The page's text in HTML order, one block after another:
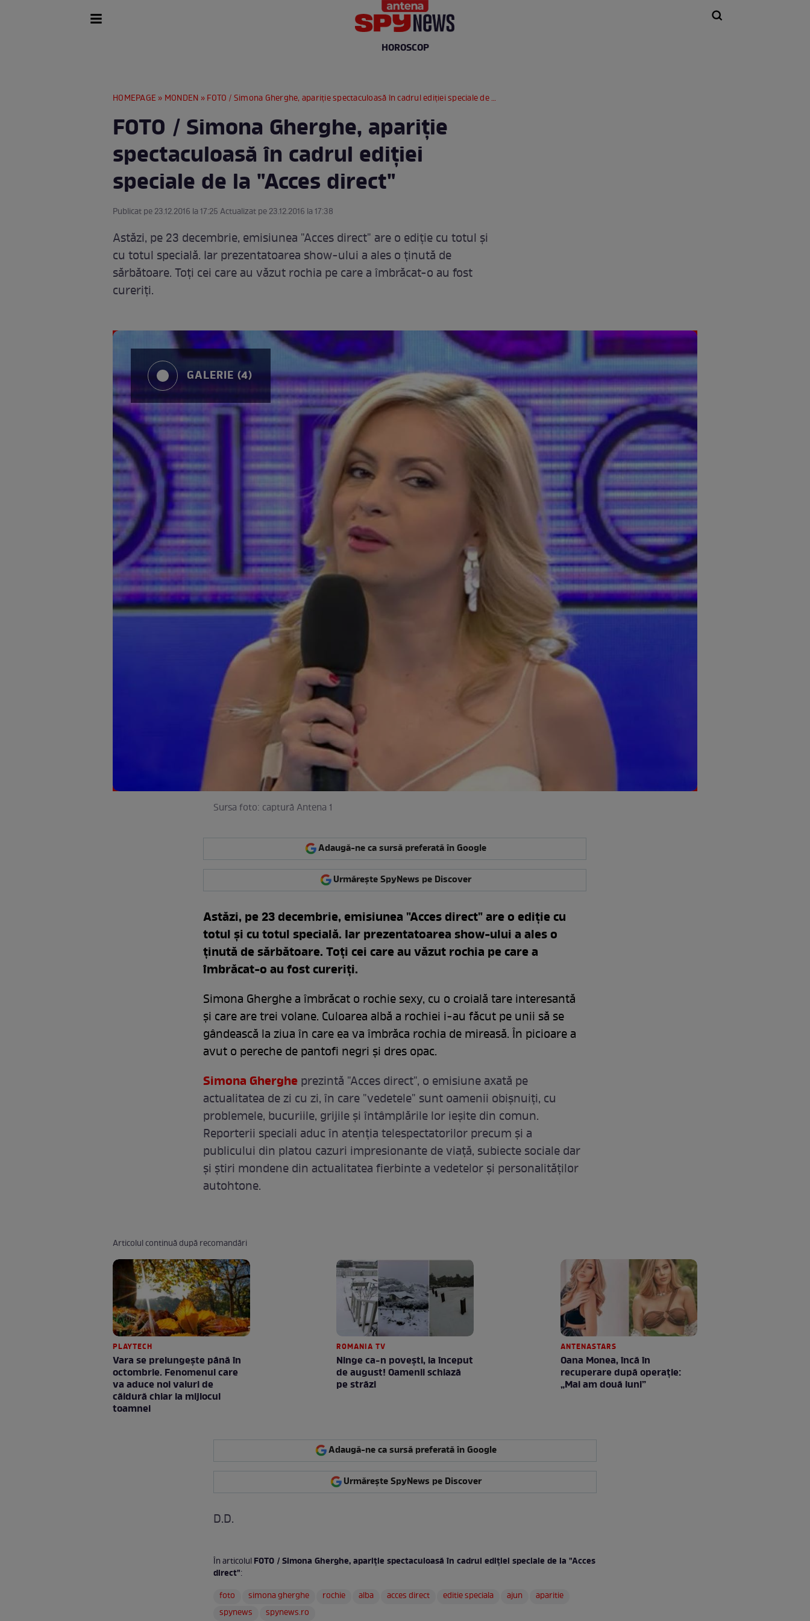
HOROSCOP
HOMEPAGE » MONDEN » FOTO / Simona Gherghe, apariţie spectaculoasă în cadrul ediţiei speciale de la "Acces direct"
FOTO / Simona Gherghe, apariţie
spectaculoasă în cadrul ediţiei
speciale de la "Acces direct"
Publicat pe 23.12.2016 la 17:25 Actualizat pe 23.12.2016 la 17:38
Astăzi, pe 23 decembrie, emisiunea "Acces direct" are o ediţie cu totul şi
cu totul specială. Iar prezentatoarea show-ului a ales o ţinută de
sărbătoare. Toţi cei care au văzut rochia pe care a îmbrăcat-o au fost
cureriţi.
GALERIE (4)
Sursa foto: captură Antena 1
Adaugă-ne ca sursă preferată în Google
Urmărește SpyNews pe Discover
Astăzi, pe 23 decembrie, emisiunea "Acces direct" are o ediţie cu
totul şi cu totul specială. Iar prezentatoarea show-ului a ales o
ţinută de sărbătoare. Toţi cei care au văzut rochia pe care a
îmbrăcat-o au fost cureriţi.
Simona Gherghe a îmbrăcat o rochie sexy, cu o croială tare interesantă
şi care are trei volane. Culoarea albă a rochiei i-au făcut pe unii să se
gândească la ziua în care ea va îmbrăca rochia de mireasă. În picioare a
avut o pereche de pantofi negri şi dres opac.
Simona Ghergheprezintă "Acces direct", o emisiune axată pe
actualitatea de zi cu zi, în care "vedetele" sunt oamenii obişnuiţi, cu
problemele, bucuriile, grijile şi întâmplările lor ieşite din comun.
Reporterii speciali aduc în atenţia telespectatorilor precum şi a
publicului din platou cazuri impresionante de viaţă, subiecte sociale dar
şi ştiri mondene din actualitatea fierbinte a vedetelor şi personalităţilor
autohtone.
Articolul continuă după recomandări
PLAYTECH
Vara se prelungeşte până în
octombrie. Fenomenul care
va aduce noi valuri de
căldură chiar la mijlocul
toamnei
ROMANIA TV
Ninge ca-n povești, la început
de august! Oamenii schiază
pe străzi
ANTENASTARS
Oana Monea, încă în
recuperare după operație:
„Mai am două luni”
Adaugă-ne ca sursă preferată în Google
Urmărește SpyNews pe Discover
D.D.
În articolulFOTO / Simona Gherghe, apariţie spectaculoasă în cadrul ediţiei speciale de la "Acces
direct":
foto
simona gherghe rochie alba acces direct editie speciala ajun
aparitie
spynews
spynews.ro